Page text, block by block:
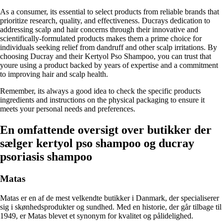
As a consumer, its essential to select products from reliable brands that
prioritize research, quality, and effectiveness. Ducrays dedication to
addressing scalp and hair concerns through their innovative and
scientifically-formulated products makes them a prime choice for
individuals seeking relief from dandruff and other scalp irritations. By
choosing Ducray and their Kertyol Pso Shampoo, you can trust that
youre using a product backed by years of expertise and a commitment
to improving hair and scalp health.
Remember, its always a good idea to check the specific products
ingredients and instructions on the physical packaging to ensure it
meets your personal needs and preferences.
En omfattende oversigt over butikker der
sælger kertyol pso shampoo og ducray
psoriasis shampoo
Matas
Matas er en af de mest velkendte butikker i Danmark, der specialiserer
sig i skønhedsprodukter og sundhed. Med en historie, der går tilbage til
1949, er Matas blevet et synonym for kvalitet og pålidelighed.